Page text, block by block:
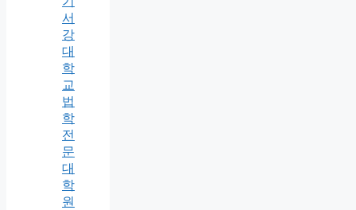
서
강
대
학
교
법
학
전
문
대
학
원